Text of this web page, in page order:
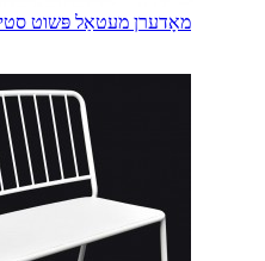
מאָדערן מעטאַל פּשוט